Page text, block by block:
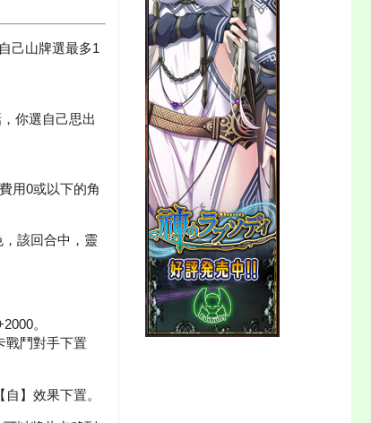
己山牌選最多1
你選自己思出
用0或以下的角
，該回合中，靈
。
戰鬥對手下置
】效果下置。